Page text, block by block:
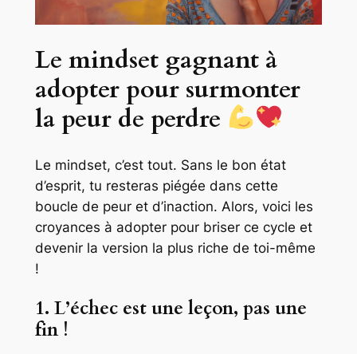
Le mindset gagnant à
adopter pour surmonter
la peur de perdre
Le mindset, c’est tout. Sans le bon état
d’esprit, tu resteras piégée dans cette
boucle de peur et d’inaction. Alors, voici les
croyances à adopter pour briser ce cycle et
devenir la version la plus riche de toi-même
!
1. L’échec est une leçon, pas une
fin !